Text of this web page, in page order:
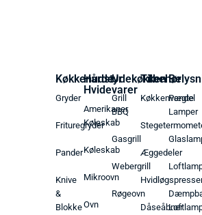
Køkkenudstyr
Gryder
Frituregryder
Pander
Knive
&
Blokke
Hårde
Hvidevarer
Amerikaner
Køleskab
Køleskab
Mikroovn
Ovn
Udekøkken
Grill
BBQ
Gasgrill
Webergrill
Røgeovn
Tilbehør
Køkkenvægte
Æggedeler
Dåseåbner
Pendel
Lamper